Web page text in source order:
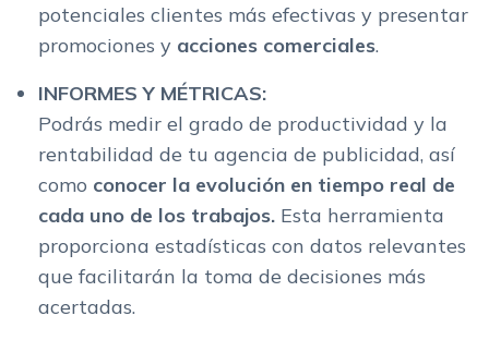
potenciales clientes más efectivas y presentar
promociones y acciones comerciales.
INFORMES Y MÉTRICAS:
Podrás medir el grado de productividad y la
rentabilidad de tu agencia de publicidad, así
como conocer la evolución en tiempo real de
cada uno de los trabajos. Esta herramienta
proporciona estadísticas con datos relevantes
que facilitarán la toma de decisiones más
acertadas.